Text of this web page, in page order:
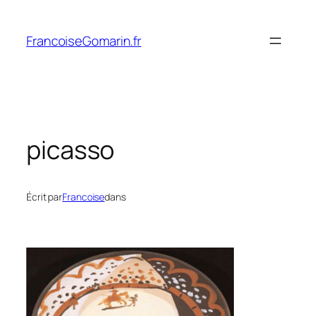
contenu
FrancoiseGomarin.fr
picasso
Écrit parFrancoisedans